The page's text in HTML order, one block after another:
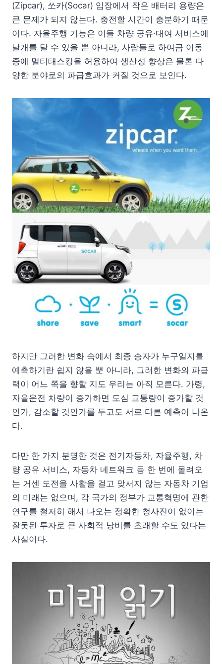
(Zipcar), 쏘카(Socar) 입장에서 작은 배터리 용량은
큰 문제가 되지 않는다. 충전할 시간이 충분하기 때문
이다. 자율주행 기능은 이들 차량 공유·대여 서비스에
날개를 달 수 있을 뿐 아니라, 사람들로 하여금 이동
중에 멀티태스킹을 허용하여 생산성 향상은 물론 다
양한 분야로의 파급효과가 커질 것으로 보인다.
하지만 그러한 변화 속에서 최종 승자가 누구일지를
예측하기란 쉽지 않을 뿐 아니라, 그러한 변화의 파급
력이 어느 쪽을 향할 지도 우리는 아직 모른다. 가령,
자율운전 차량이 증가하면 도심 교통량이 증가할 것
인가, 감소할 것인가를 두고도 서로 다른 예측이 나온
다.
다만 한 가지 분명한 것은 전기자동차, 자율주행, 차
량 공유 서비스, 자동차 네트워크 등 한 번에 몰려오
는 거센 도전을 사활을 걸고 맞서지 않는 자동차 기업
의 미래는 없으며, 각 국가의 정부가 교통혁명에 관한
연구를 철저히 해서 나오는 정확한 청사진이 없이는
잘못된 투자로 큰 사회적 낭비를 초래할 수도 있다는
사실이다.